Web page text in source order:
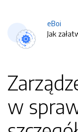
eBoi
Jak
w